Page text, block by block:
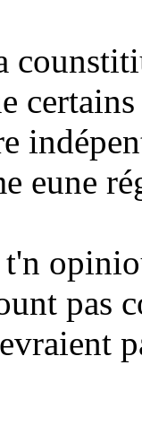
eune
t'n
pas